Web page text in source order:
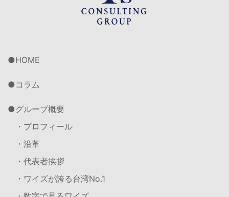
HOME
コラム
グループ概要
・プロフィール
・沿革
・代表者挨拶
・ワイズが誇る台湾No.1